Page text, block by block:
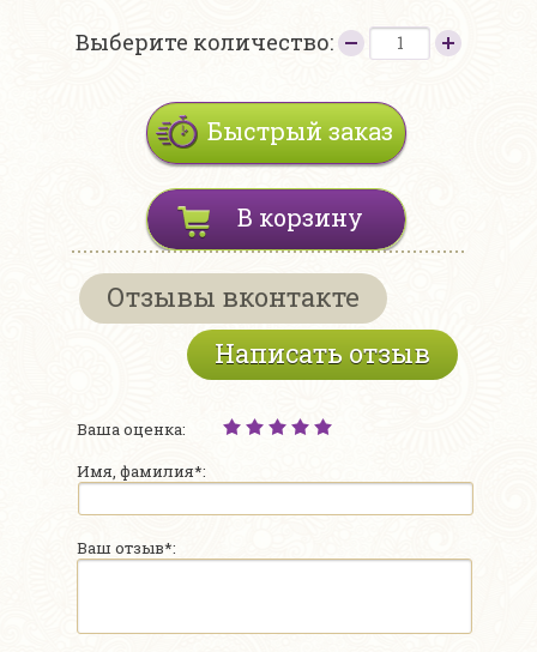
Выберите количество:
Быстрый заказ
В корзину
Отзывы вконтакте
Написать отзыв
Ваша оценка:
Имя, фамилия*:
Ваш отзыв*: